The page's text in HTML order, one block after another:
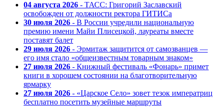
04 августа 2026 - ТАСС: Григорий Заславский
освобожден от должности ректора ГИТИСа
30 июля 2026 - В России учредили национальную
премию имени Майи Плисецкой, лауреаты вместе
поставят балет
29 июля 2026 - Эрмитаж защитится от самозванцев —
его имя стало «общеизвестным товарным знаком»
27 июля 2026 - Книжный фестиваль «Фонарь» примет
книги в хорошем состоянии на благотворительную
ярмарку
27 июля 2026 - «Царское Село» зовет тезок императриц
бесплатно посетить музейные маршруты